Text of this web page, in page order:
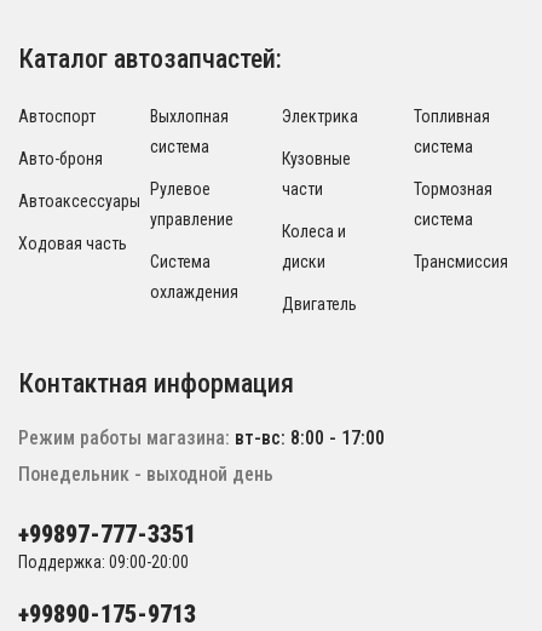
Каталог автозапчастей:
Автоспорт
Авто-броня
Автоаксессуары
Ходовая часть
Выхлопная
система
Рулевое
управление
Система
охлаждения
Электрика
Кузовные
части
Колеса и
диски
Двигатель
Топливная
система
Тормозная
система
Трансмиссия
Контактная информация
Режим работы магазина: вт-вс: 8:00 - 17:00
Понедельник - выходной день
+99897-777-3351
Поддержка: 09:00-20:00
+99890-175-9713